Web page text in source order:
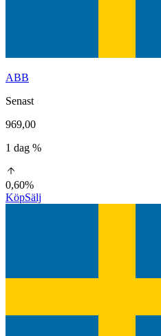
ABB
Senast
969,00
1 dag %
0,60%
KöpSälj